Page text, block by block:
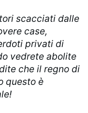
scacciati dalle
case,
privati di
vedrete abolite
che il regno di
questo è